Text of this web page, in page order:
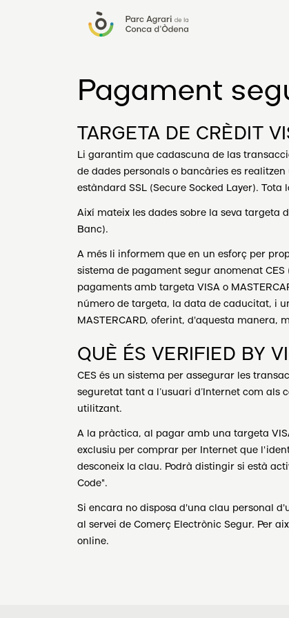
Pagament
TARGETA DE CRÈDIT
Li garantim que cadascuna de las
de dades personals o bancàries es
estàndard SSL (Secure Socked Layer).
Així mateix les dades sobre la seva targeta
Banc).
A més li informem que en un esforç per
sistema de pagament segur anomenat
pagaments amb targeta VISA o
número de targeta, la data de caducitat, i
MASTERCARD, oferint, d'aquesta manera,
QUÈ ÉS VERIFIED BY
CES és un sistema per assegurar les
seguretat tant a l’usuari d’Internet com
utilitzant.
A la pràctica, al pagar amb una targeta
exclusiu per comprar per Internet que
desconeix la clau. Podrà distingir si està
Code".
Si encara no disposa d'una clau personal
al servei de Comerç Electrònic Segur. Per
online.